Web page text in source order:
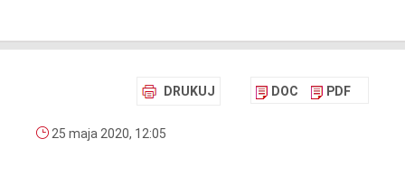
DRUKUJ DOC PDF
25 maja 2020, 12:05